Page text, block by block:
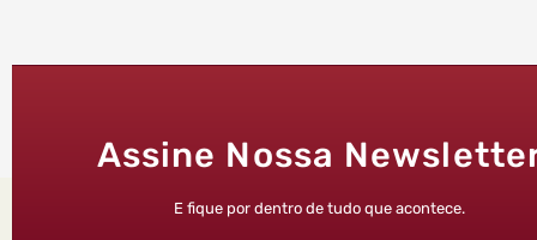
Assine Nossa
E fique por dentro de tudo que acontece.